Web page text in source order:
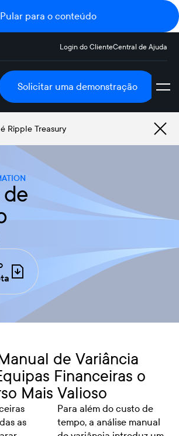
Pular para o conteúdo
Login do ClienteCentral de Ajuda
Solicitar uma demonstração
Ripple Treasury
de Variância
Financeiras o
Mais Valioso
as
Para além do custo de
tempo, a análise manual